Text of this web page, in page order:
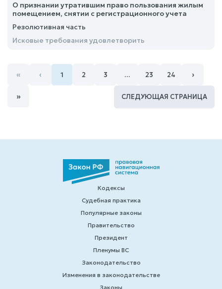
О признании утратившим право пользования жилым
помещением, снятии с регистрационного учета
Резолютивная часть
Исковые требования удовлетворить
« ‹ 1 2 3 … 23 24 ›
» СЛЕДУЮЩАЯ СТРАНИЦА
Кодексы
Судебная практика
Популярные законы
Правительство
Президент
Пленумы ВС
Законодательство
Изменения в законодательстве
Законы